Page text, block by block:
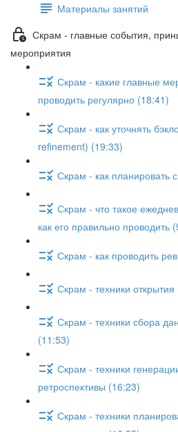
Материалы занятий
Скрам - главные события,
мероприятия
Скрам - какие главные
проводить регулярно (18:41)
Скрам - как уточнять
refinement) (19:33)
Скрам - как планировать
Скрам - что такое
как его правильно проводить
Скрам - как проводить
Скрам - техники
Скрам - техники сбора
(11:53)
Скрам - техники
ретроспективы (16:23)
Скрам - техники